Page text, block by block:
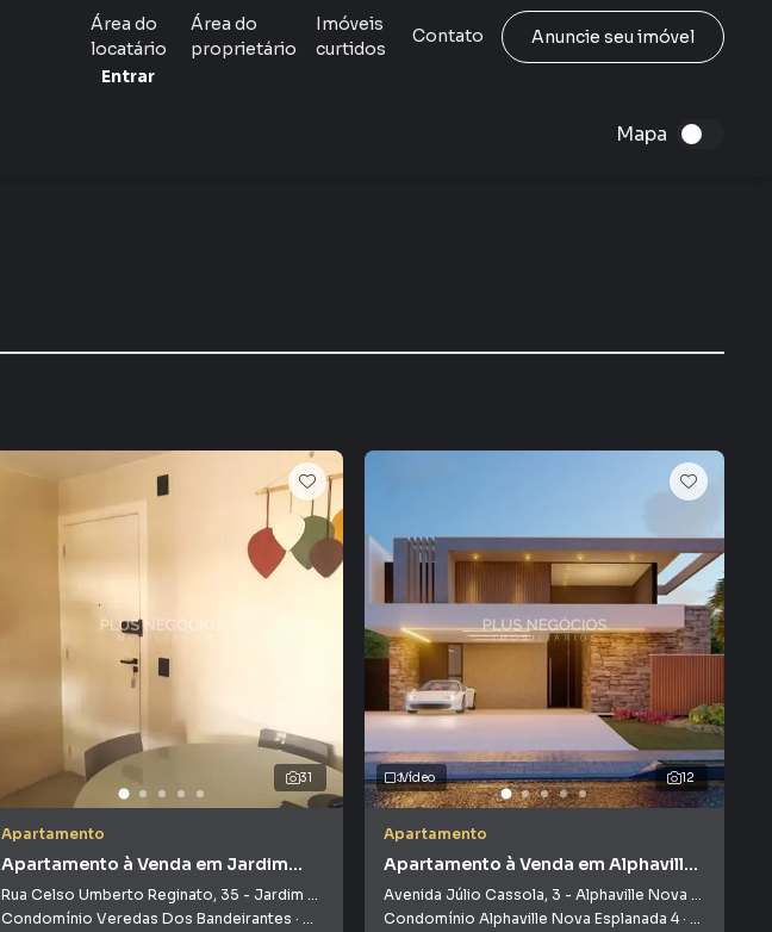
Área do
locatário
Área do
proprietário
Imóveis
curtidos
Contato
Anuncie seu imóvel
Entrar
Mapa
31
Apartamento
Apartamento à Venda em Jardim
Tatiana
Rua Celso Umberto Reginato, 35 - Jardim Tatiana
Condomínio Veredas Dos Bandeirantes · Votorantim,SP
12
Vídeo
Apartamento
Apartamento à Venda em Alphaville
Nova Esplanada 4
Avenida Júlio Cassola, 3 - Alphaville Nova Esplanada 4
Condomínio Alphaville Nova Esplanada 4· Votorantim